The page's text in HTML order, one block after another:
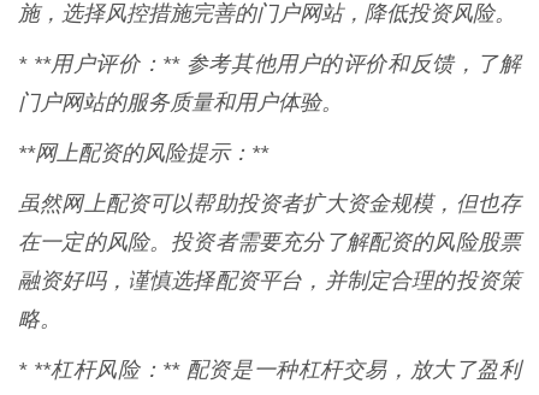
施，选择风控措施完善的门户网站，降低投资风险。
* **用户评价：** 参考其他用户的评价和反馈，了解
门户网站的服务质量和用户体验。
**网上配资的风险提示：**
虽然网上配资可以帮助投资者扩大资金规模，但也存
在一定的风险。投资者需要充分了解配资的风险股票
融资好吗，谨慎选择配资平台，并制定合理的投资策
略。
* **杠杆风险：** 配资是一种杠杆交易，放大了盈利